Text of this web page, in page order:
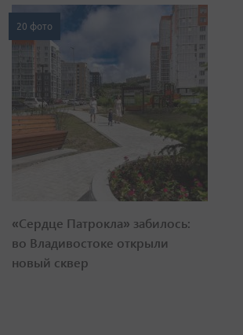
20 фото
«Сердце Патрокла» забилось:
во Владивостоке открыли
новый сквер